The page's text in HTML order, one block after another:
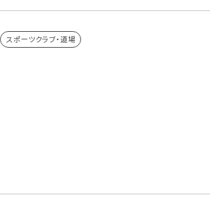
スポーツクラブ・道場